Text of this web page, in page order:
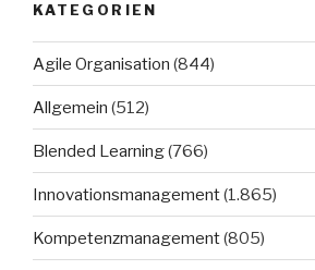
KATEGORIEN
Agile Organisation (844)
Allgemein (512)
Blended Learning(766)
Innovationsmanagement(1.865)
Kompetenzmanagement(805)